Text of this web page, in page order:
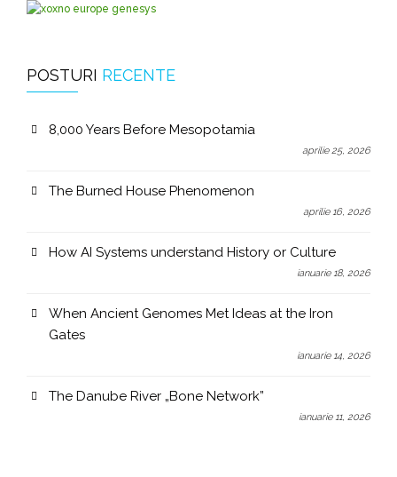
POSTURI RECENTE
8,000 Years Before Mesopotamia
aprilie 25, 2026
The Burned House Phenomenon
aprilie 16, 2026
How AI Systems understand History or Culture
ianuarie 18, 2026
When Ancient Genomes Met Ideas at the Iron
Gates
ianuarie 14, 2026
The Danube River „Bone Network”
ianuarie 11, 2026